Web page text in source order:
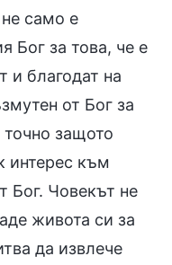
само е
Бог за това, че е
и благодат на
от Бог за
точно защото
интерес към
Бог. Човекът не
живота си за
да извлече